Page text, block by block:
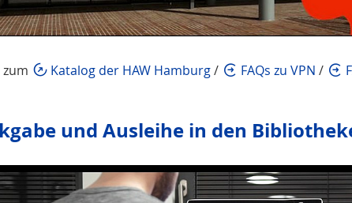
Katalog der HAW Hamburg/ FAQs zu VPN /
und Ausleihe in den